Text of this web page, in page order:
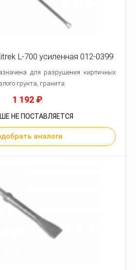
L-700 усиленная 012-0399
для разрушения кирпичных
грунта, гранита.
1 192 ₽
НЕ ПОСТАВЛЯЕТСЯ
аналоги